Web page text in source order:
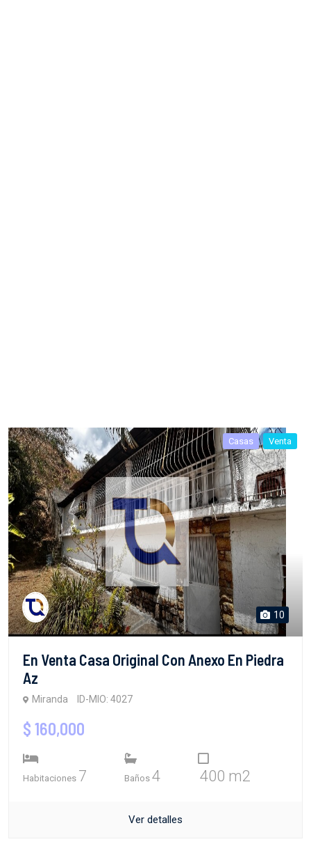
Casas Venta
10
En Venta Casa Original Con Anexo En Piedra
Az
Miranda ID-MIO: 4027
$ 160,000
Habitaciones 7 Baños 4 400 m2
Ver detalles